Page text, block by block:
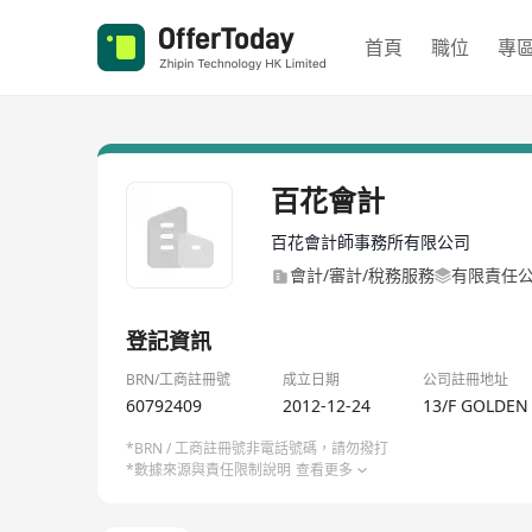
首頁 職位 專
百花會計
百花會計師事務所有限公司
會計/審計/稅務服務
有限責任
登記資訊
BRN/工商註冊號 成立日期 公司註冊地址
60792409 2012-12-24 13/F
*BRN / 工商註冊號非電話號碼，請勿撥打
*數據來源與責任限制說明 查看更多